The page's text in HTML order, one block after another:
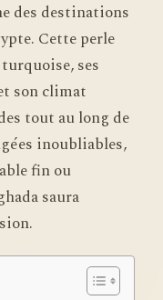
des destinations
Cette perle
ses
son climat
tout au long de
inoubliables,
fin ou
saura